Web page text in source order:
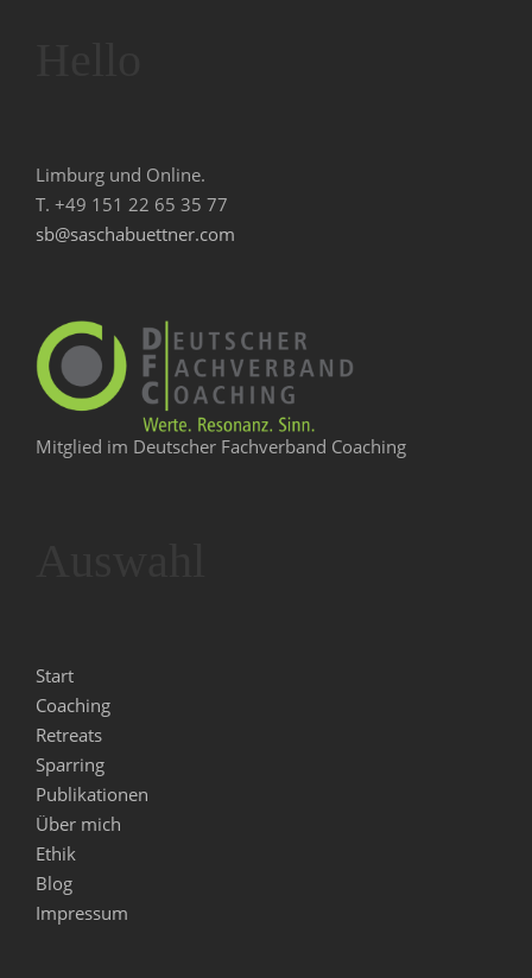
Limburg und Online.
T. +49 151 22 65 35 77
sb@saschabuettner.com
Mitglied im Deutscher Fachverband Coaching
Start
Coaching
Retreats
Sparring
Publikationen
Über mich
Ethik
Blog
Impressum